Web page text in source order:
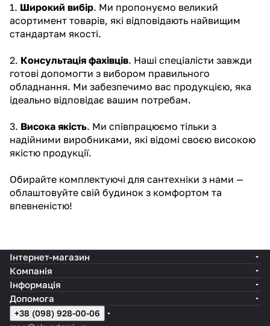
1. Широкий вибір. Ми пропонуємо великий
асортимент товарів, які відповідають найвищим
стандартам якості.
2. Консультація фахівців. Наші спеціалісти завжди
готові допомогти з вибором правильного
обладнання. Ми забезпечимо вас продукцією, яка
ідеально відповідає вашим потребам.
3. Висока якість. Ми співпрацюємо тільки з
надійними виробниками, які відомі своєю високою
якістю продукції.
Обирайте комплектуючі для сантехніки з нами —
облаштовуйте свій будинок з комфортом та
впевненістю!
Інтернет-магазин
Компанія
Інформація
Допомога
+38 (098) 928-00-06